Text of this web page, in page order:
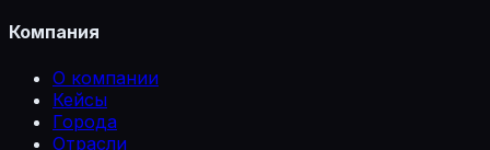
Компания
О компании
Кейсы
Города
Отрасли